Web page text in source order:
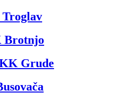
Brotnjo
Grude